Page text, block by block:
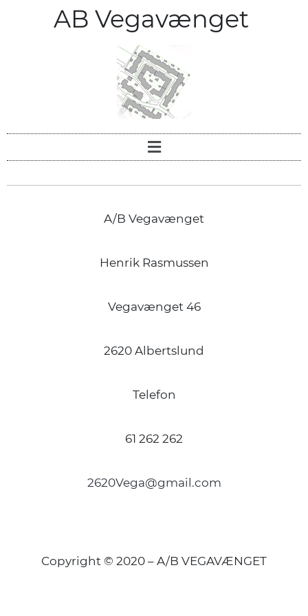
AB Vegavænget
A/B Vegavænget
Henrik Rasmussen
Vegavænget 46
2620 Albertslund
Telefon
61 262 262
2620Vega@gmail.com
Copyright © 2020 – A/B VEGAVÆNGET